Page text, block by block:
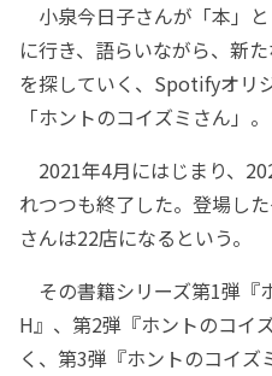
小泉今日子さんが「本」
に行き、語らいながら、新
を探していく、Spotifyオリ
「ホントのコイズミさん」。
2021年4月にはじまり、
れつつも終了した。登場し
さんは22店になるという。
その書籍シリーズ第1弾『
H』、第2弾『ホントのコイ
く、第3弾『ホントのコイズ